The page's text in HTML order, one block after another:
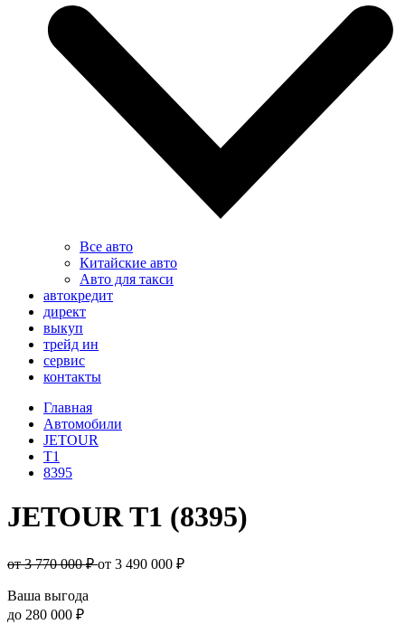
Все авто
Китайские авто
Авто для такси
автокредит
директ
выкуп
трейд ин
сервис
контакты
Главная
Автомобили
JETOUR
T1
8395
JETOUR T1 (8395)
от 3 770 000 ₽от 3 490 000 ₽
Ваша выгода
до 280 000 ₽